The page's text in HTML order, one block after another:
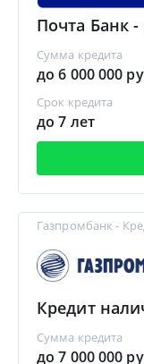
Почта Банк
Сумма кредита
до 6 000 000
Срок кредита
до 7 лет
Газпромбанк -
Кредит
Сумма кредита
до 7 000 000